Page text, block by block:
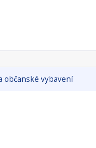
občanské vybavení